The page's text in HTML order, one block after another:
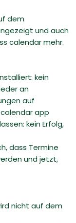
dem
und auch
calendar mehr.
kein
an
auf
app
kein Erfolg,
dass Termine
und jetzt,
nicht auf dem